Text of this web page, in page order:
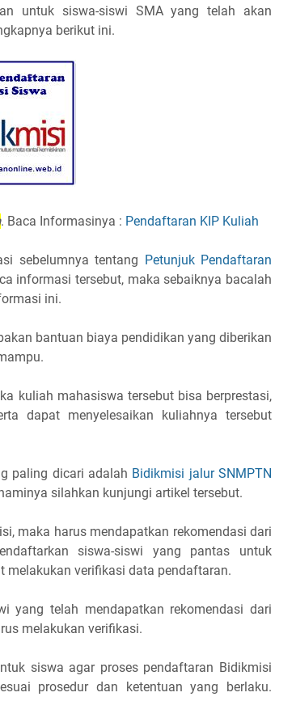
untuk siswa-siswi SMA yang telah akan
berikut ini.
. Baca Informasinya : Pendaftaran KIP Kuliah
sebelumnya tentang Petunjuk Pendaftaran
informasi tersebut, maka sebaiknya bacalah
ini.
bantuan biaya pendidikan yang diberikan
kuliah mahasiswa tersebut bisa berprestasi,
dapat menyelesaikan kuliahnya tersebut
paling dicari adalah Bidikmisi jalur SNMPTN
silahkan kunjungi artikel tersebut.
maka harus mendapatkan rekomendasi dari
siswa-siswi yang pantas untuk
verifikasi data pendaftaran.
yang telah mendapatkan rekomendasi dari
melakukan verifikasi.
siswa agar proses pendaftaran Bidikmisi
prosedur dan ketentuan yang berlaku.